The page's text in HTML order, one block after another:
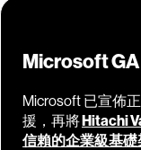
Microsoft
Microsoft 已宣佈
援，再將Hitachi
信賴的企業級基